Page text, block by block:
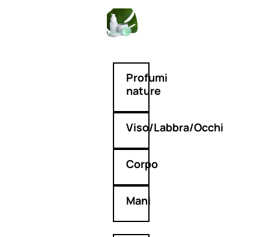
Profumi
nature
Viso/Labbra/Occhi
Corpo
Mani